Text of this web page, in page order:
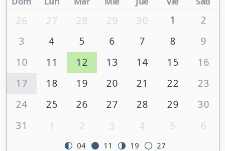
26 27 28 29 30 1
2
3
4 5 6 7 8
9
10
11 12 13 14 15
16
17
18 19 20 21 22
23
24
25 26 27 28 29
30
31
1 2 3 4 5 6
04 11 19 27